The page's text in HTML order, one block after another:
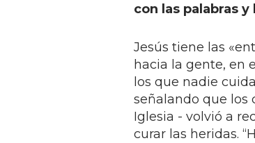
con las palabras
Jesús tiene las
hacia la gente, en
los que nadie
señalando que los
Iglesia - volvió a
curar las heridas.